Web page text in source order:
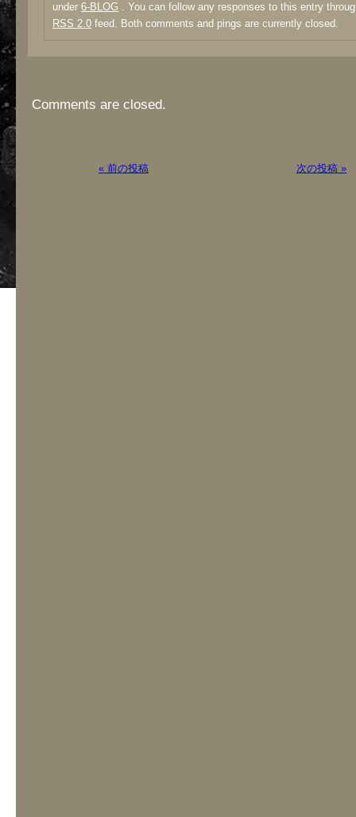
under 6-BLOG . You can follow any responses to this entry
RSS 2.0 feed. Both comments and pings are currently closed.
Comments are closed.
« 前の投稿 次の投稿 »